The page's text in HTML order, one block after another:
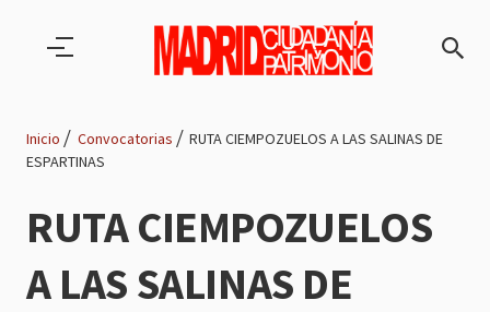
de
navegación
Inicio Convocatorias
RUTA CIEMPOZUELOS A LAS SALINAS DE
ESPARTINAS
RUTA CIEMPOZUELOS
A LAS SALINAS DE